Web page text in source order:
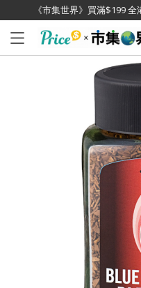
《市集世界》買滿$199
已加入購物車